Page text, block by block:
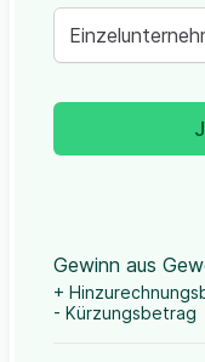
Gewinn aus
+
- Kürzungsbetrag